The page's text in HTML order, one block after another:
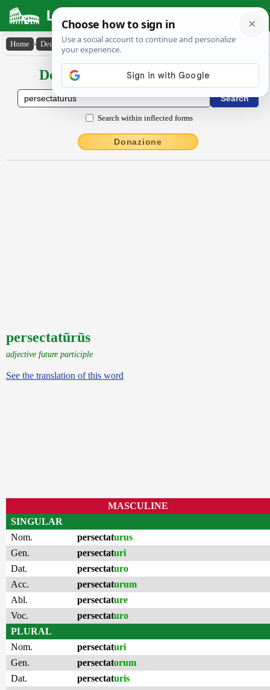
Latin Dictionary
Home › Declensions / Conjugations › persectatūrūs
Declensions / Conjugations latin
Search within inflected forms
Donazione
persectatūrūs
adjective future participle
See the translation of this word
MASCULINE
SINGULAR
Nom.
persectaturus
Gen.
persectaturi
Dat.
persectaturo
Acc.
persectaturum
Abl.
persectature
Voc.
persectaturo
PLURAL
Nom.
persectaturi
Gen.
persectatorum
Dat.
persectaturis